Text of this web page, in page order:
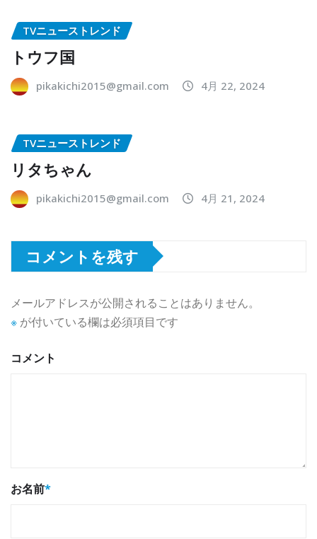
TVニューストレンド
トウフ国
pikakichi2015@gmail.com 4月 22, 2024
TVニューストレンド
リタちゃん
pikakichi2015@gmail.com 4月 21, 2024
コメントを残す
メールアドレスが公開されることはありません。
※ が付いている欄は必須項目です
コメント
お名前*